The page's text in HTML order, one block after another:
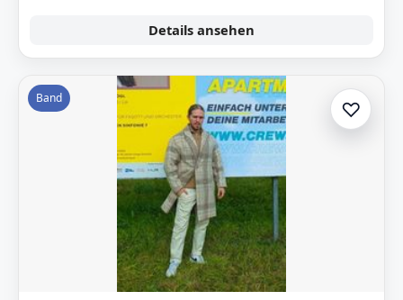
Details ansehen
Band ♡Zur